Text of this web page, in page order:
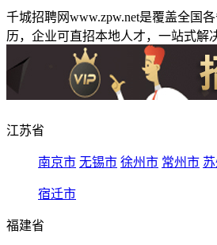
千城招聘网www.zpw.net是覆盖全国
历，企业可直招本地人才，一站式解
江苏省
南京市 无锡市 徐州市 常州市
宿迁市
福建省